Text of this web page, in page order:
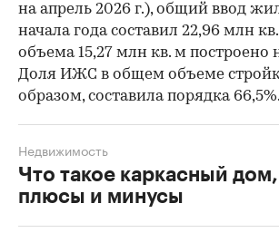
на апрель 2026 г.), общий ввод
начала года составил 22,96 млн
объема 15,27 млн кв. м построено
Доля ИЖС в общем объеме
образом, составила порядка 66,5%.
Что такое каркасный
плюсы и минусы
Недвижимость